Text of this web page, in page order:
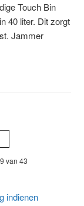
Touch Bin
40 liter. Dit zorgt
Jammer
van 43
indienen